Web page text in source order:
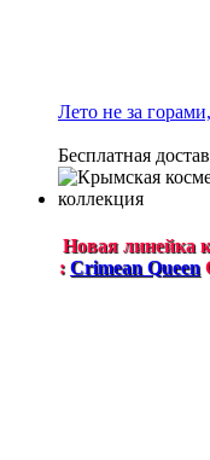
Лето не за
Бесплатная
Новая линейка
: Crimean Queen